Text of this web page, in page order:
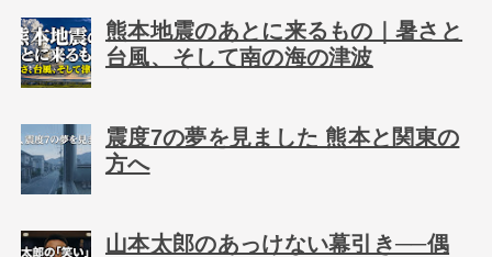
熊本地震のあとに来るもの｜暑さと
台風、そして南の海の津波
震度7の夢を見ました 熊本と関東の
方へ
山本太郎のあっけない幕引き──偶